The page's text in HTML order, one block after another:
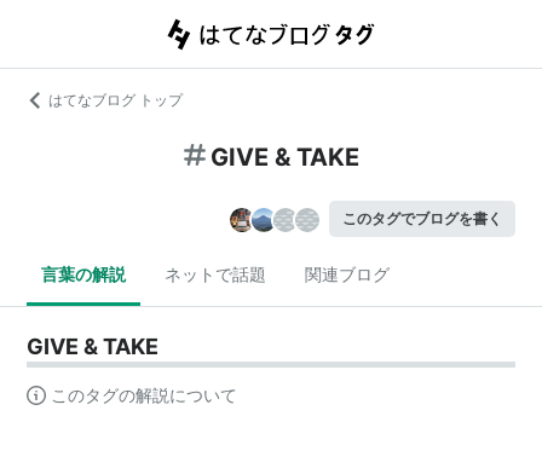
はてなブログ トップ
GIVE & TAKE
このタグでブログを書く
言葉の解説 ネットで話題 関連ブログ
GIVE & TAKE
このタグの解説について